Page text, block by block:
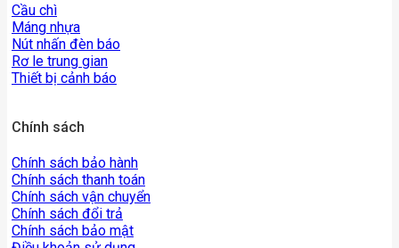
Cầu chì
Máng nhựa
Nút nhấn đèn báo
Rơ le trung gian
Thiết bị cảnh báo
Chính sách
Chính sách bảo hành
Chính sách thanh toán
Chính sách vận chuyển
Chính sách đổi trả
Chính sách bảo mật